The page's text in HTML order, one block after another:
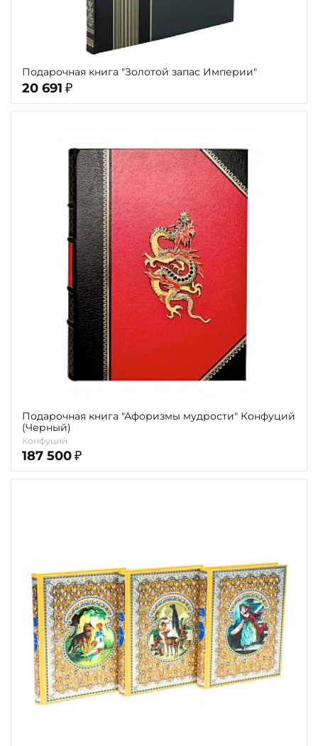
Подарочная книга "Золотой запас Империи"
20 691 ₽
Подарочная книга "Афоризмы мудрости" Конфуций
(Черный)
Конфуций
187 500 ₽